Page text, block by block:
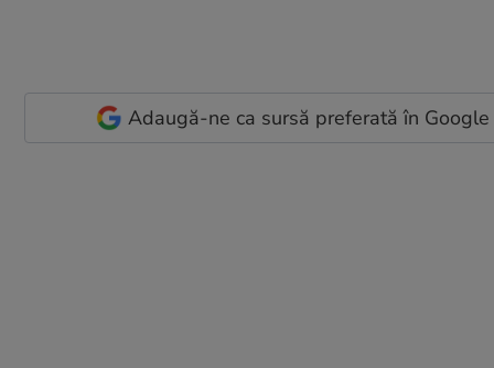
Adaugă-ne ca sursă preferată în Google